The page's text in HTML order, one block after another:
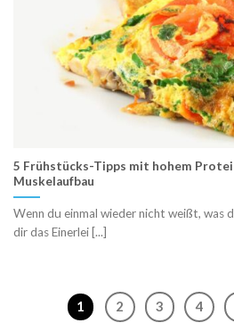
5 Frühstücks-Tipps mit hohem
Muskelaufbau
Wenn du einmal wieder nicht weißt, was
dir das Einerlei [...]
1 2 3 4